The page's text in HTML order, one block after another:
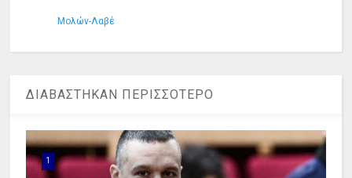
Μολών-Λαβέ
ΔΙΑΒΑΣΤΗΚΑΝ ΠΕΡΙΣΣΟΤΕΡΟ
1